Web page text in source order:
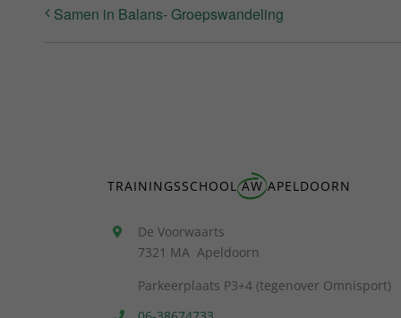
Samen in Balans- Groepswandeling
TRAININGSSCHOOL AW APELDOORN
De Voorwaarts
7321 MA Apeldoorn
Parkeerplaats P3+4 (tegenover Omnisport)